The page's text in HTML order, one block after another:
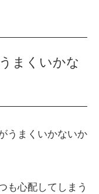
まくいかな
うまくいかないか
も心配してしまう